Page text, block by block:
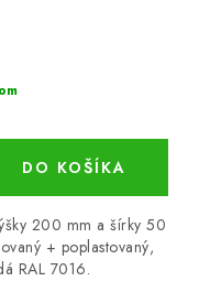
DO KOŠÍKA
200 mm a šírky 50
+ poplastovaný,
RAL 7016.